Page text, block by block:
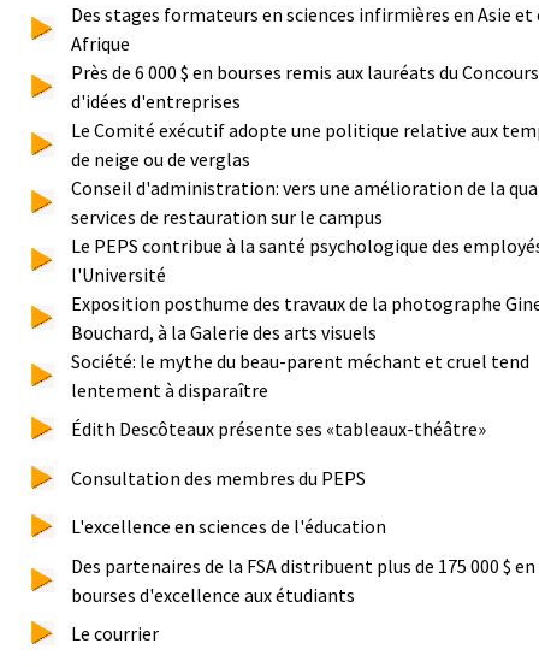
Des stages formateurs en sciences infirmières en Asie et
Afrique
Près de 6 000 $ en bourses remis aux lauréats du Concours
d'idées d'entreprises
Le Comité exécutif adopte une politique relative aux
de neige ou de verglas
Conseil d'administration: vers une amélioration de la
services de restauration sur le campus
Le PEPS contribue à la santé psychologique des
l'Université
Exposition posthume des travaux de la photographe
Bouchard, à la Galerie des arts visuels
Société: le mythe du beau-parent méchant et cruel tend
lentement à disparaître
Édith Descôteaux présente ses «tableaux-théâtre»
Consultation des membres du PEPS
L'excellence en sciences de l'éducation
Des partenaires de la FSA distribuent plus de 175 000 $ en
bourses d'excellence aux étudiants
Le courrier